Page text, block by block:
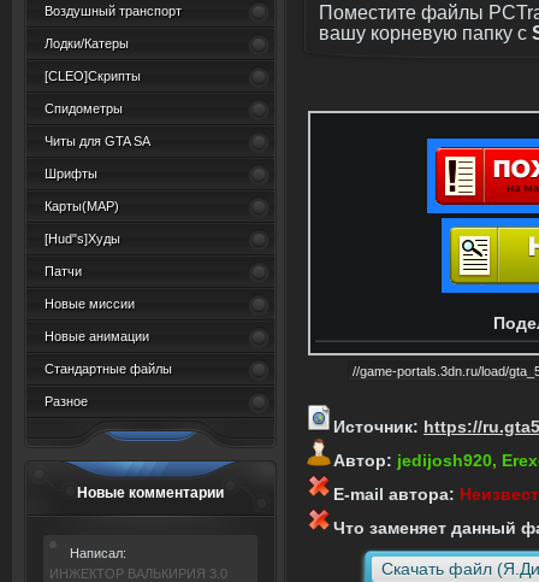
Воздушный транспорт
Лодки/Катеры
[CLEO]Скрипты
Спидометры
Читы для GTA SA
Шрифты
Карты(MAP)
[Hud"s]Худы
Патчи
Новые миссии
Новые анимации
Стандартные файлы
Разное
Новые комментарии
Написал:
ИНЖЕКТОР ВАЛЬКИРИЯ 3.0
Поместите файлы
вашу корневую папку с
Источник: https://
Автор: jedijosh920,
E-mail автора:
Что заменяет данный
Скачать файл